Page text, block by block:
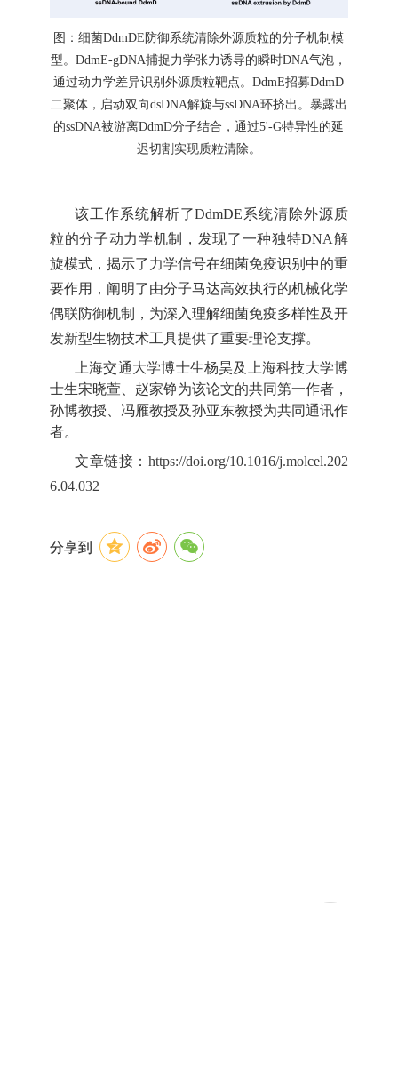
图：细菌DdmDE防御系统清除外源质粒的分子机制模
型。DdmE-gDNA捕捉力学张力诱导的瞬时DNA气泡，
通过动力学差异识别外源质粒靶点。DdmE招募DdmD
二聚体，启动双向dsDNA解旋与ssDNA环挤出。暴露出
的ssDNA被游离DdmD分子结合，通过5'-G特异性的延
迟切割实现质粒清除。
该工作系统解析了DdmDE系统清除外源质
粒的分子动力学机制，发现了一种独特DNA解
旋模式，揭示了力学信号在细菌免疫识别中的重
要作用，阐明了由分子马达高效执行的机械化学
偶联防御机制，为深入理解细菌免疫多样性及开
发新型生物技术工具提供了重要理论支撑。
上海交通大学博士生杨昊及上海科技大学博
士生宋晓萱、赵家铮为该论文的共同第一作者，
孙博教授、冯雁教授及孙亚东教授为共同通讯作
者。
文章链接：https://doi.org/10.1016/j.molcel.202
6.04.032
分享到